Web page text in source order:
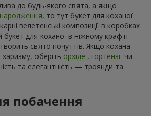
до будь-якого свята, а якщо
, то тут букет для коханої
велетенські композиції в коробках
букет для коханої в ніжному крафті —
свято почуттів. Якщо кохана
харизму, оберіть орхідеї, гортензії чи
та елегантність — троянди та
побачення